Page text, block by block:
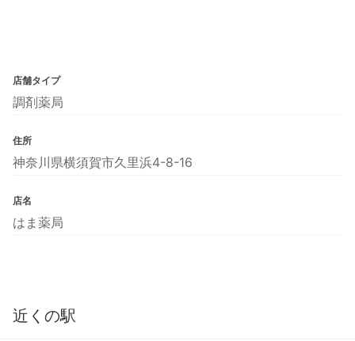
店舗タイプ
調剤薬局
住所
神奈川県横須賀市久里浜4-8-16
店名
はま薬局
近くの駅